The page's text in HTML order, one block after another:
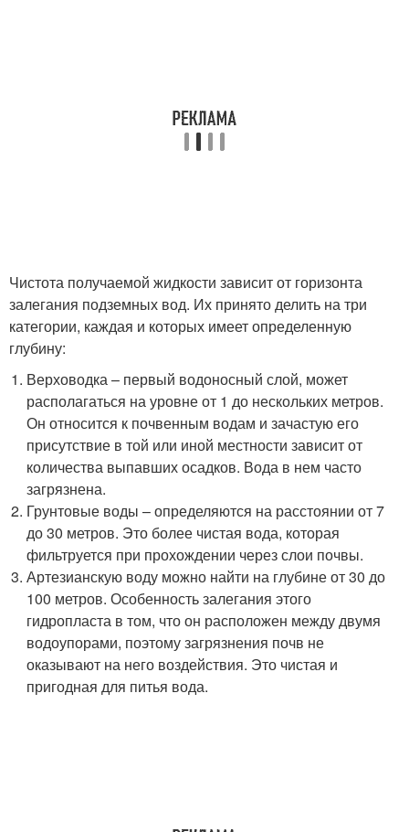
Чистота получаемой жидкости зависит от горизонта
залегания подземных вод. Их принято делить на три
категории, каждая и которых имеет определенную
глубину:
Верховодка – первый водоносный слой, может
располагаться на уровне от 1 до нескольких метров.
Он относится к почвенным водам и зачастую его
присутствие в той или иной местности зависит от
количества выпавших осадков. Вода в нем часто
загрязнена.
Грунтовые воды – определяются на расстоянии от 7
до 30 метров. Это более чистая вода, которая
фильтруется при прохождении через слои почвы.
Артезианскую воду можно найти на глубине от 30 до
100 метров. Особенность залегания этого
гидропласта в том, что он расположен между двумя
водоупорами, поэтому загрязнения почв не
оказывают на него воздействия. Это чистая и
пригодная для питья вода.